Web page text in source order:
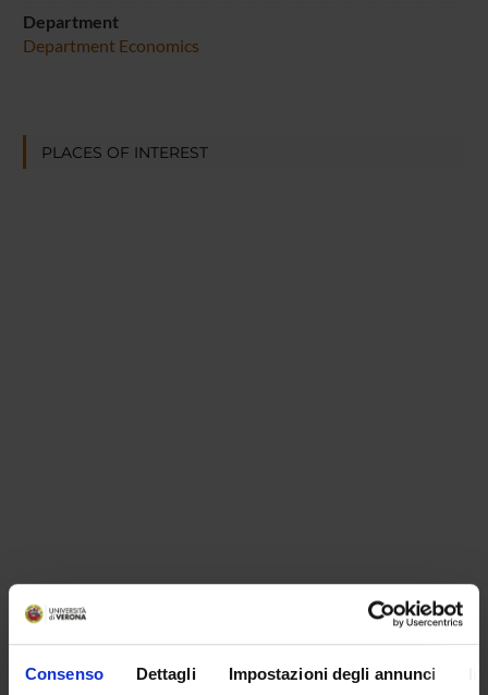
Consenso Dettagli Impostazioni degli annunci
Department
Department Economics
PLACES OF INTEREST
ORGANISATION